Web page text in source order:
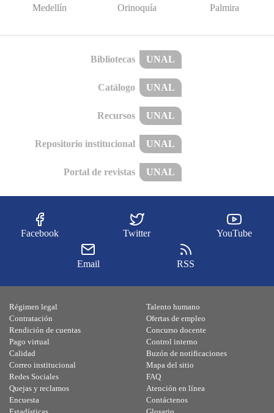
Medellín Orinoquía Palmira
Bibliotecas UNAL
Catálogo UNAL
Recursos UNAL
Repositorio institucional UNAL
Portal de revistas UNAL
Facebook Twitter YouTube
Email RSS
Régimen legal
Contratación
Rendición de cuentas
Pago virtual
Calidad
Talento humano
Ofertas de empleo
Concurso docente
Control interno
Buzón de notificaciones
Correo institucional
Redes Sociales
Quejas y reclamos
Encuesta
Mapa del sitio
FAQ
Atención en línea
Contáctenos